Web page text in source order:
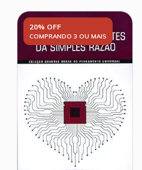
20% OFF
COMPRANDO 3 OU MAIS